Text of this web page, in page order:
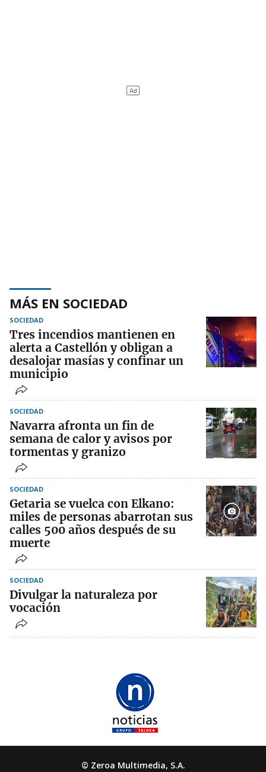
MÁS EN SOCIEDAD
SOCIEDAD
Tres incendios mantienen en
alerta a Castellón y obligan a
desalojar masías y confinar un
municipio
SOCIEDAD
Navarra afronta un fin de
semana de calor y avisos por
tormentas y granizo
SOCIEDAD
Getaria se vuelca con Elkano:
miles de personas abarrotan sus
calles 500 años después de su
muerte
SOCIEDAD
Divulgar la naturaleza por
vocación
© Zeroa Multimedia, S.A.